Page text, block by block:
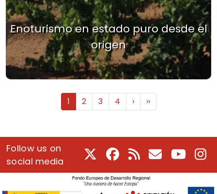
Enoturismo en estado puro desde el
origen
1 2 3 4 ›Next page
››Last page
Follow us on
social media
Facebook
RSS E-Mail Youtube